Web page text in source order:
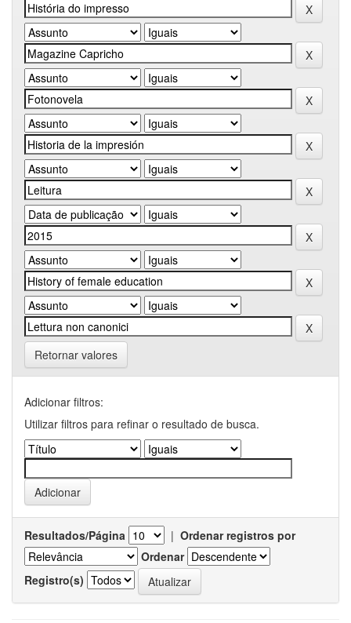
Retornar valores
Adicionar filtros:
Utilizar filtros para refinar o resultado de busca.
Resultados/Página | Ordenar registros por
Ordenar
Registro(s)